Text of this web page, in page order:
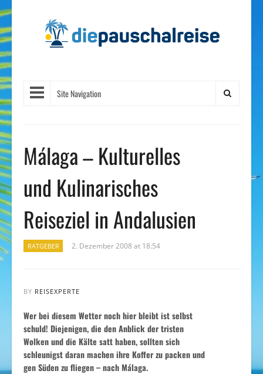
Site Navigation
Málaga – Kulturelles
und Kulinarisches
Reiseziel in Andalusien
RATGEBER 2. Dezember 2008 at 18:54
BY REISEXPERTE
Wer bei diesem Wetter noch hier bleibt ist selbst
schuld! Diejenigen, die den Anblick der tristen
Wolken und die Kälte satt haben, sollten sich
schleunigst daran machen ihre Koffer zu packen und
gen Süden zu fliegen – nach Málaga.